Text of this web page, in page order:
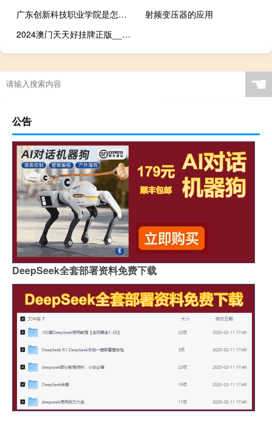
广东创新科技职业学院是怎么样学校呢 广东创新科技职业学校
射频变压器的应用
2024澳门天天好挂牌正版__解释落实准入制度-1518.3D.A367
☚
公告
DeepSeek全套部署资料免费下载